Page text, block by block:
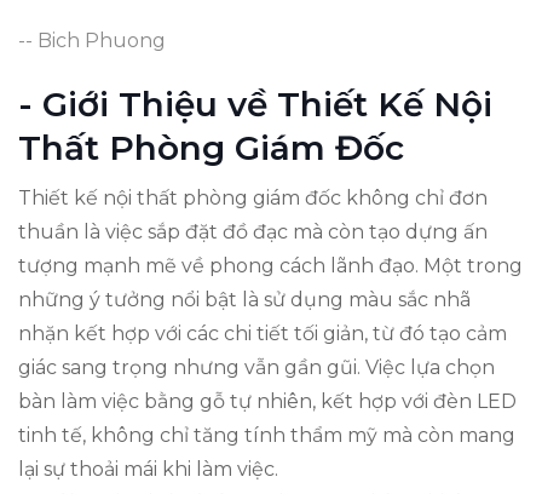
-- Bich Phuong
- Giới Thiệu về Thiết Kế Nội
Thất Phòng Giám Đốc
Thiết kế nội thất phòng giám đốc không chỉ đơn
thuần là việc sắp đặt đồ đạc mà còn tạo dựng ấn
tượng mạnh mẽ về phong cách lãnh đạo. Một trong
những ý tưởng nổi bật là sử dụng màu sắc nhã
nhặn kết hợp với các chi tiết tối giản, từ đó tạo cảm
giác sang trọng nhưng vẫn gần gũi. Việc lựa chọn
bàn làm việc bằng gỗ tự nhiên, kết hợp với đèn LED
tinh tế, không chỉ tăng tính thẩm mỹ mà còn mang
lại sự thoải mái khi làm việc.